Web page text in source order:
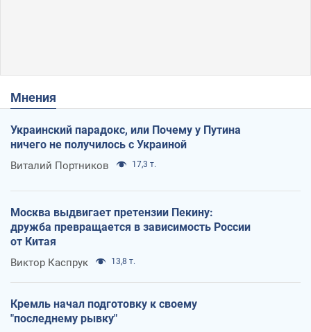
Мнения
Украинский парадокс, или Почему у Путина
ничего не получилось с Украиной
Виталий Портников 17,3 т.
Москва выдвигает претензии Пекину:
дружба превращается в зависимость России
от Китая
Виктор Каспрук 13,8 т.
Кремль начал подготовку к своему
"последнему рывку"